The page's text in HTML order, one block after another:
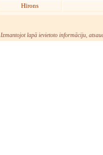
Hīrons
Izmantojot lapā ievietoto informāciju,